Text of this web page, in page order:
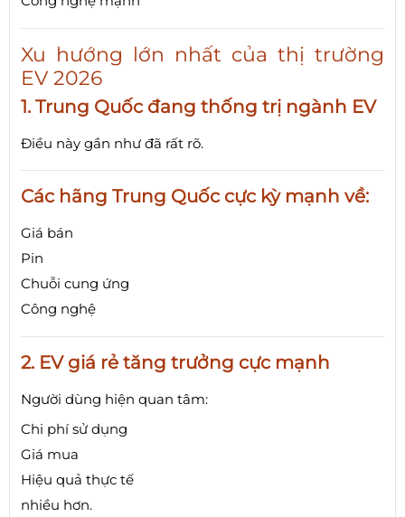
Xu hướng lớn nhất của thị trường
EV 2026
1. Trung Quốc đang thống trị ngành EV
Điều này gần như đã rất rõ.
Các hãng Trung Quốc cực kỳ mạnh về:
Giá bán
Pin
Chuỗi cung ứng
Công nghệ
2. EV giá rẻ tăng trưởng cực mạnh
Người dùng hiện quan tâm:
Chi phí sử dụng
Giá mua
Hiệu quả thực tế
nhiều hơn.